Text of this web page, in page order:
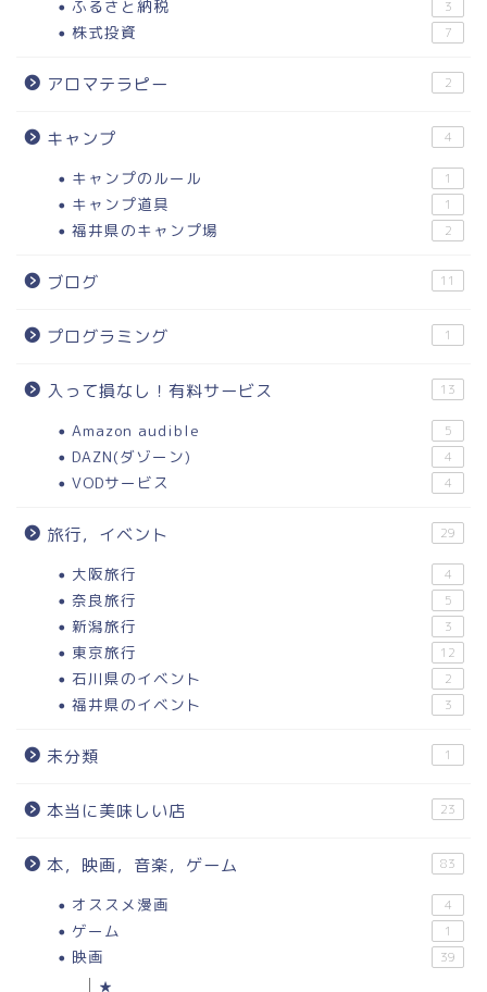
ふるさと納税 3
株式投資 7
アロマテラピー 2
キャンプ 4
キャンプのルール 1
キャンプ道具 1
福井県のキャンプ場 2
ブログ 11
プログラミング 1
入って損なし！有料サービス 13
Amazon audible 5
DAZN(ダゾーン) 4
VODサービス 4
旅行，イベント 29
大阪旅行 4
奈良旅行 5
新潟旅行 3
東京旅行 12
石川県のイベント 2
福井県のイベント 3
未分類 1
本当に美味しい店 23
本，映画，音楽，ゲーム 83
オススメ漫画 4
ゲーム 1
映画 39
★